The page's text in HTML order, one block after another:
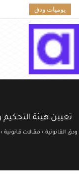
يوميات ودق
تعيين هيئة التحكيم
ودق القانونية › مقالات قانونية ›